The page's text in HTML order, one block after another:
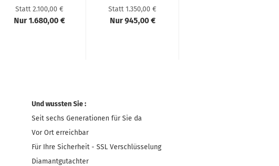
D0062071111600
Statt 2.100,00 €
Nur 1.680,00 €
men­uhr
FA1004-​​PVP13-​
110-1...
Statt 1.350,00 €
Nur 945,00 €
Und wussten Sie :
Seit sechs Generationen für Sie da
Vor Ort erreichbar
Für Ihre Sicherheit - SSL Verschlüsselung
Diamantgutachter